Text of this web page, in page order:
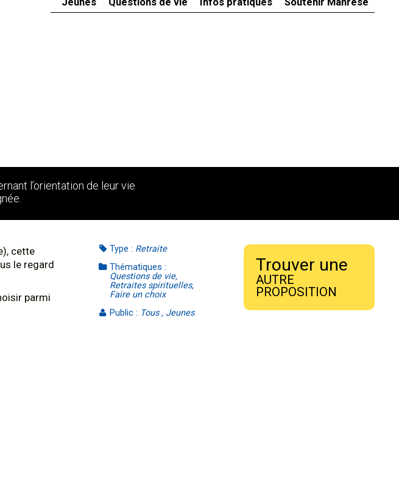
l’orientation de leur vie
cette
le regard
parmi
Type : Retraite
Thématiques :
Questions de vie,
Retraites spirituelles,
Faire un choix
Public : Tous , Jeunes
Trouver une
AUTRE
PROPOSITION